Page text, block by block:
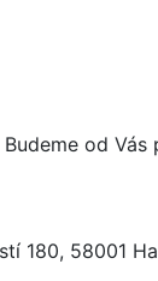
od
180, 58001